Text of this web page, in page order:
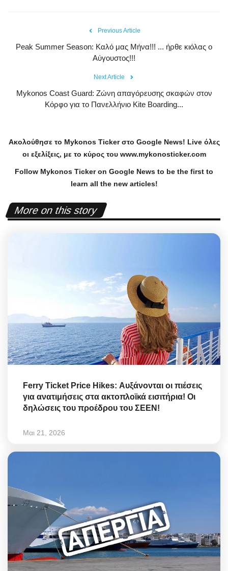
Previous Article
Peak Summer Season: Kαλό μας Μήνα!!! ... ήρθε κιόλας ο
Αύγουστος!!!
Next Article
Mykonos Coast Guard: Ζώνη απαγόρευσης σκαφών στον
Κόρφο για το Πανελλήνιο Kite Boarding...
Ακολούθησε το Mykonos Tickerστο Google News! Liveόλες
οι εξελίξεις, με το κύρος του www.mykonosticker.com
Follow Mykonos Ticker on Google News to be the first to
learn all the new articles!
More on this story
Ferry Ticket Price Hikes: Αυξάνονται οι πιέσεις
για ανατιμήσεις στα ακτοπλοϊκά εισιτήρια! Οι
δηλώσεις του προέδρου του ΣΕΕΝ!
Μαι 21, 2026